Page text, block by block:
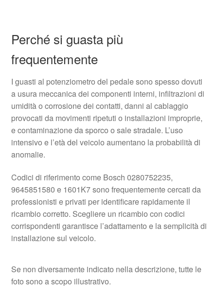
Perché si guasta più
frequentemente
I guasti al potenziometro del pedale sono spesso dovuti
a usura meccanica dei componenti interni, infiltrazioni di
umidità o corrosione dei contatti, danni al cablaggio
provocati da movimenti ripetuti o installazioni improprie,
e contaminazione da sporco o sale stradale. L’uso
intensivo e l’età del veicolo aumentano la probabilità di
anomalie.
Codici di riferimento come Bosch 0280752235,
9645851580 e 1601K7 sono frequentemente cercati da
professionisti e privati per identificare rapidamente il
ricambio corretto. Scegliere un ricambio con codici
corrispondenti garantisce l’adattamento e la semplicità di
installazione sul veicolo.
Se non diversamente indicato nella descrizione, tutte le
foto sono a scopo illustrativo.